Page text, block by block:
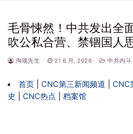
毛骨悚然！中共发出全
吹公私合营、禁锢国人
淘喵先生 21 6 月, 2026 中共内斗
首页 CNC第三新闻频道 CNC
史
CNC热点 档案馆